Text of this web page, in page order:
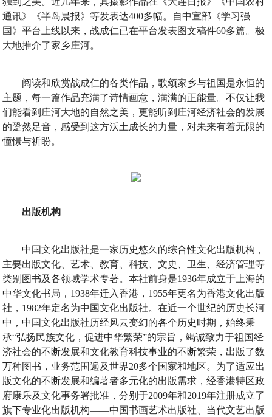
通讯》《半岛晨报》等发表达400多幅。自中宣部《学习强
国》平台上线以来，战成仁已在平台发表图文稿件60多篇。极
大地推介了家乡庄河。
阅读和欣赏战成仁的各类作品，歌颂家乡与祖国是永恒的
主题，每一篇作品充满了诗情画意，满满的正能量。不仅让我
们能看到庄河大地的自然之美，更能听到庄河经济社会的发展
的跫然足音，感受到这方沃土成长的力量，对未来有着无限的
憧憬与祈盼。
出版机构
中国文化出版社是一家历史悠久的综合性文化出版机构，
主要出版文化、艺术、教育、科技、文史、卫生、经济管理等
类别图书及各领域学术专著。本社前身是1936年成立于上海的
中华文化书局，1938年迁入香港，1955年更名为香港文化出版
社，1982年定名为中国文化出版社。在近一个世纪的历史长河
中，中国文化出版社历经风云变幻的各个历史时期，始终秉
承“弘扬民族文化，促进中华繁荣”的宗旨，竭诚致力于祖国经
济社会的不断发展和文化教育科技事业的不断繁荣，出版了数
万种图书，业务范围遍及世界20多个国家和地区。为了适应出
版文化的不断发展和编著者多元化的出版需求，经香港特区政
府康乐及文化事务署批准，分别于2009年和2019年注册成立了
旗下专业化出版机构——中国书画艺术出版社、当代文艺出版